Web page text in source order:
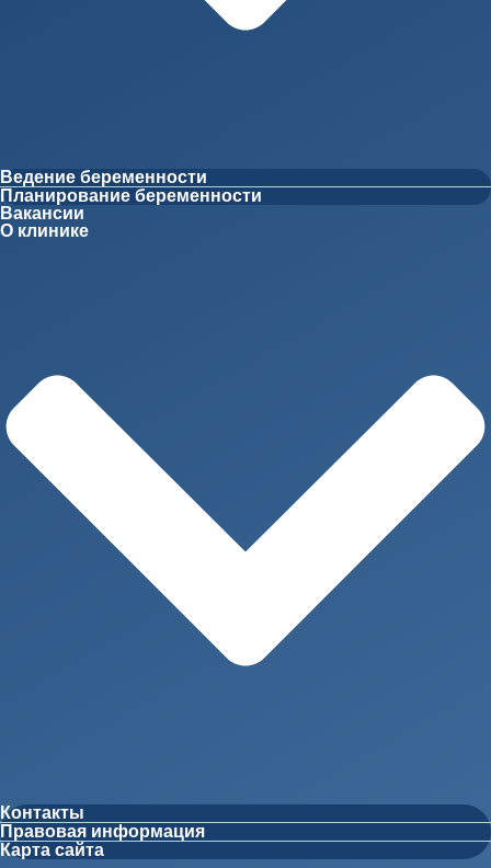
Ведение беременности
Планирование беременности
Вакансии
О клинике
Контакты
Правовая информация
Карта сайта